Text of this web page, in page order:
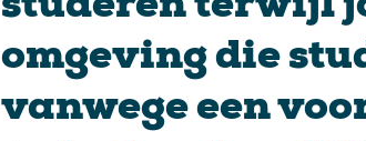
studeren terwijl
omgeving die
vanwege een